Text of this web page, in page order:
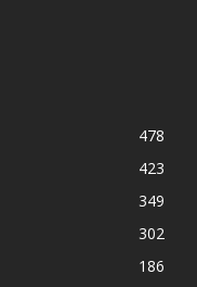
478
423
349
302
186